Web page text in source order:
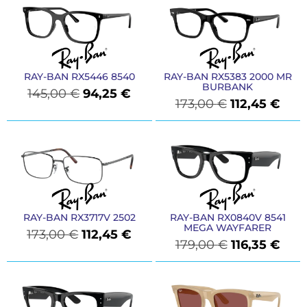
RAY-BAN RX5446 8540
145,00€ 94,25€
RAY-BAN RX5383 2000 MR
BURBANK
173,00€ 112,45 €
RAY-BAN RX3717V 2502
173,00€ 112,45€
RAY-BAN RX0840V 8541
MEGA WAYFARER
179,00€ 116,35 €